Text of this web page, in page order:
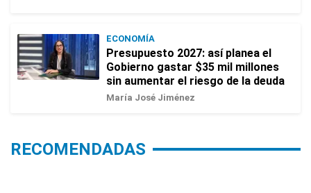
ECONOMÍA
Presupuesto 2027: así planea el
Gobierno gastar $35 mil millones
sin aumentar el riesgo de la deuda
María José Jiménez
RECOMENDADAS